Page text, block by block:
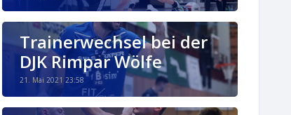
Trainerwechsel bei der
DJK Rimpar Wölfe
21. Mai 2021 23:58